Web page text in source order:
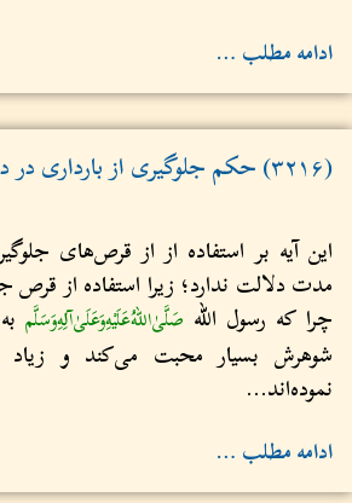
ادامه مطلب …
(۳۲۱۶) حکم جلوگیری از بارداری در دوران شیرخوارگی
این آیه بر استفاده از از قرص‌های
مدت دلالت ندارد؛ زیرا استفاده از
چرا که رسول الله صَلَّىٰ‌اللهُ‌عَلَيْهِ‌وَعَلَىٰ‌آلِهِ‌وَسَلَّم
شوهرش بسیار محبت می‌کند و زیاد
نموده‌اند...
ادامه مطلب …